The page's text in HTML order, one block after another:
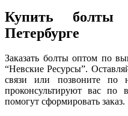
Купить
Петербурге
Заказать болты оптом по
“Невские Ресурсы”.
связи или позвоните по
проконсультируют вас по
помогут сформировать заказ.